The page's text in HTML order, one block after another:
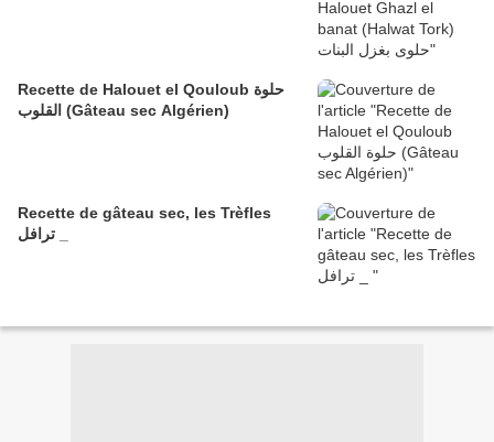
Recette de Halouet el Qouloub حلوة
القلوب (Gâteau sec Algérien)
Recette de gâteau sec, les Trèfles